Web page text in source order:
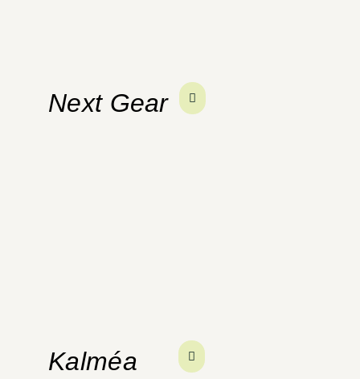
Next Gear
Kalméa